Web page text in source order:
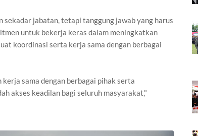
sekadar jabatan, tetapi tanggung jawab yang harus
untuk bekerja keras dalam meningkatkan
koordinasi serta kerja sama dengan berbagai
sama dengan berbagai pihak serta
akses keadilan bagi seluruh masyarakat,"